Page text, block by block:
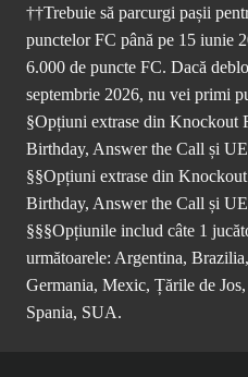
††Trebuie să parcurgi pașii
punctelor FC până pe 15 iunie
6.000 de puncte FC. Dacă
septembrie 2026, nu vei primi
§Opțiuni extrase din Knockout
Birthday, Answer the Call și
§§Opțiuni extrase din
Birthday, Answer the Call și
§§§Opțiunile includ câte 1
următoarele: Argentina,
Germania, Mexic, Țările de
Spania, SUA.